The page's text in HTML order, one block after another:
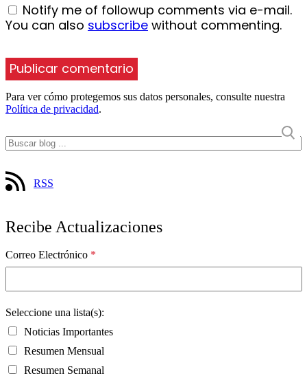
Notify me of followup comments via e-mail.
You can also subscribe without commenting.
Para ver cómo protegemos sus datos personales, consulte nuestra
Política de privacidad.
RSS
Recibe Actualizaciones
Correo Electrónico *
Seleccione una lista(s):
Noticias Importantes
Resumen Mensual
Resumen Semanal